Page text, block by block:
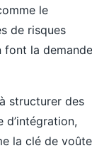
le
de risques
font la demande
structurer des
la clé de voûte